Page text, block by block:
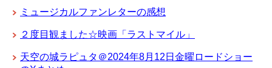
ミュージカルファンレターの感想
２度目観ました☆映画「ラストマイル」
天空の城ラピュタ＠2024年8月12日金曜ロードショー